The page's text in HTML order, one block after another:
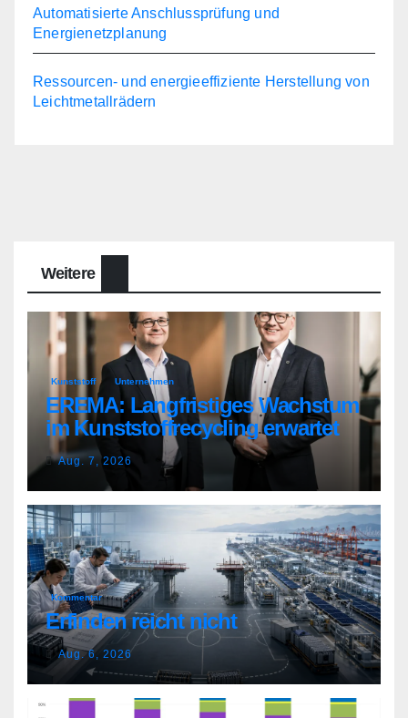
Automatisierte Anschlussprüfung und
Energienetzplanung
Ressourcen- und energieeffiziente Herstellung von
Leichtmetallrädern
Weitere
Kunststoff Unternehmen
EREMA: Langfristiges Wachstum
im Kunststoffrecycling erwartet
Aug. 7, 2026
Kommentar
Erfinden reicht nicht
Aug. 6, 2026